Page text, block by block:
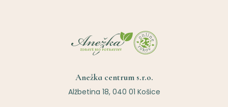
Anežka centrum s.r.o.
Alžbetina 18, 040 01 Košice